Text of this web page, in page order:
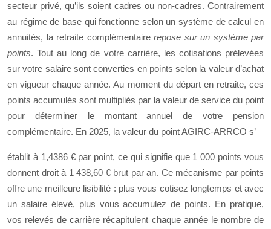
secteur privé, qu’ils soient cadres ou non-cadres. Contrairement
au régime de base qui fonctionne selon un système de calcul en
annuités, la retraite complémentaire repose sur un système par
points. Tout au long de votre carrière, les cotisations prélevées
sur votre salaire sont converties en points selon la valeur d’achat
en vigueur chaque année. Au moment du départ en retraite, ces
points accumulés sont multipliés par la valeur de service du point
pour déterminer le montant annuel de votre pension
complémentaire. En 2025, la valeur du point AGIRC-ARRCO s’
établit à 1,4386 € par point, ce qui signifie que 1 000 points vous
donnent droit à 1 438,60 € brut par an. Ce mécanisme par points
offre une meilleure lisibilité : plus vous cotisez longtemps et avec
un salaire élevé, plus vous accumulez de points. En pratique,
vos relevés de carrière récapitulent chaque année le nombre de